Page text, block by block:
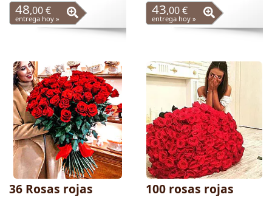
48,00 €
entrega hoy »
43,00 €
entrega hoy »
36 Rosas rojas 100 rosas rojas